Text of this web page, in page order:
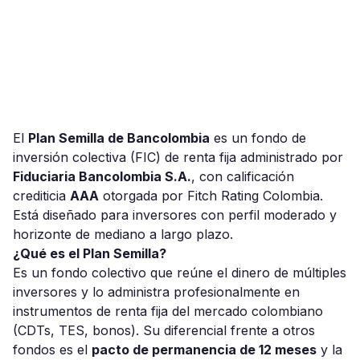
El Plan Semilla de Bancolombia es un fondo de
inversión colectiva (FIC) de renta fija administrado por
Fiduciaria Bancolombia S.A., con calificación
crediticia AAA otorgada por Fitch Rating Colombia.
Está diseñado para inversores con perfil moderado y
horizonte de mediano a largo plazo.
¿Qué es el Plan Semilla?
Es un fondo colectivo que reúne el dinero de múltiples
inversores y lo administra profesionalmente en
instrumentos de renta fija del mercado colombiano
(CDTs, TES, bonos). Su diferencial frente a otros
fondos es el pacto de permanencia de 12 meses y la